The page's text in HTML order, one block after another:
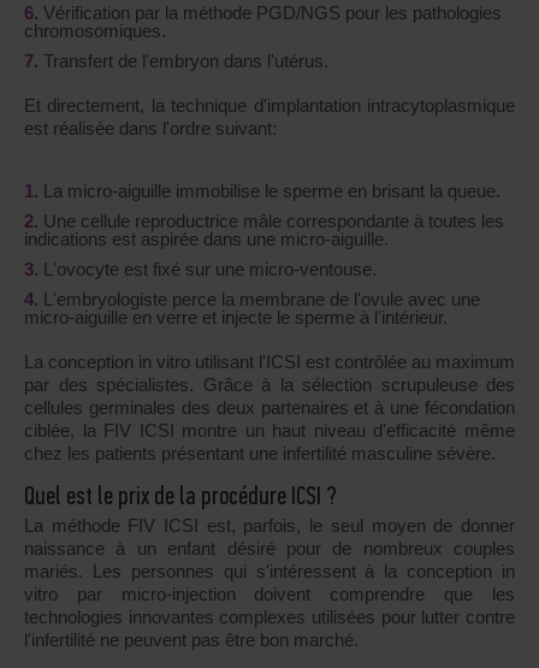
Vérification par la méthode PGD/NGS pour les pathologies
chromosomiques.
Transfert de l'embryon dans l'utérus.
Et directement, la technique d'implantation intracytoplasmique
est réalisée dans l'ordre suivant:
La micro-aiguille immobilise le sperme en brisant la queue.
Une cellule reproductrice mâle correspondante à toutes les
indications est aspirée dans une micro-aiguille.
L'ovocyte est fixé sur une micro-ventouse.
L'embryologiste perce la membrane de l'ovule avec une
micro-aiguille en verre et injecte le sperme à l'intérieur.
La conception in vitro utilisant l'ICSI est contrôlée au maximum
par des spécialistes. Grâce à la sélection scrupuleuse des
cellules germinales des deux partenaires et à une fécondation
ciblée, la FIV ICSI montre un haut niveau d'efficacité même
chez les patients présentant une infertilité masculine sévère.
Quel est le prix de la procédure ICSI ?
La méthode FIV ICSI est, parfois, le seul moyen de donner
naissance à un enfant désiré pour de nombreux couples
mariés. Les personnes qui s'intéressent à la conception in
vitro par micro-injection doivent comprendre que les
technologies innovantes complexes utilisées pour lutter contre
l'infertilité ne peuvent pas être bon marché.